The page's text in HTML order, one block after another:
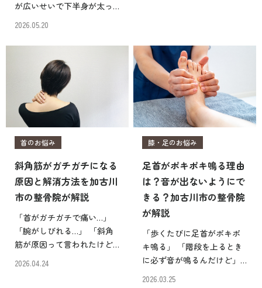
が広いせいで下半身が太っ
て見える 骨盤のせいでズボ
は骨盤が広いことへのコン
プレックスを感じている人
も多いのではないでしょう
か。 実際、加古川市の […]
2026.05.20
ょうか。 もしかすとお風呂
首のお悩み
斜角筋がガチガチになる
原因と解消方法を加古川
市の整骨院が解説
「首がガチガチで痛い…」
「腕がしびれる…」 「斜角
筋が原因って言われたけど
2026.04.24
膝・足のお悩み
足首がポキポキ鳴る理由
は？音が出ないようにで
きる？加古川市の整骨院
が解説
「歩くたびに足首がポキポ
キ鳴る」 「階段を上るとき
に必ず音が鳴るんだけど」
2026.03.25